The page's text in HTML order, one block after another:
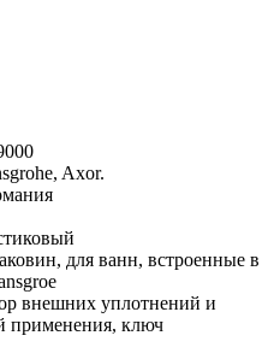
Axor.
для ванн, встроенные в
внешних уплотнений и
применения, ключ